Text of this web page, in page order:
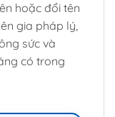
hoặc đổi tên
gia pháp lý,
sức và
có trong